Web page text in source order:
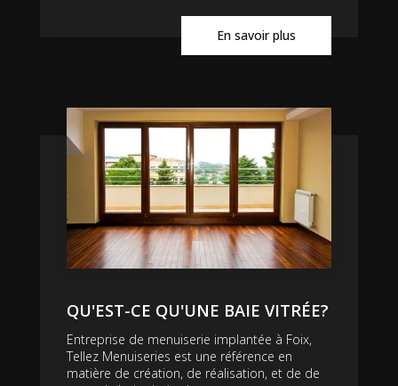
En savoir plus
QU'EST-CE QU'UNE BAIE VITRÉE?
Entreprise de menuiserie implantée à Foix,
Tellez Menuiseries est une référence en
matière de création, de réalisation, et de de